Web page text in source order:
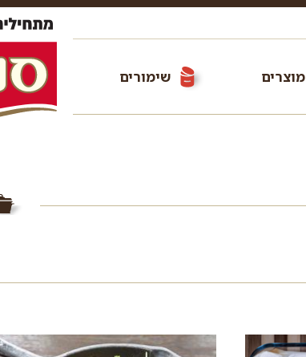
מוצרים שימורים